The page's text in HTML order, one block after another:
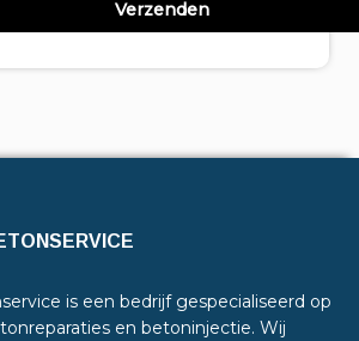
is een bedrijf gespecialiseerd op
en betoninjectie. Wij